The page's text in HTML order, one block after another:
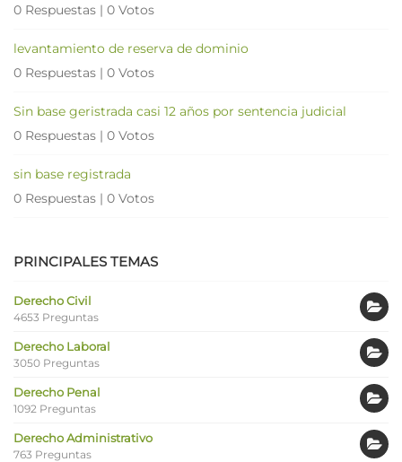
0 Respuestas | 0 Votos
levantamiento de reserva de dominio
0 Respuestas | 0 Votos
Sin base geristrada casi 12 años por sentencia judicial
0 Respuestas | 0 Votos
sin base registrada
0 Respuestas | 0 Votos
PRINCIPALES TEMAS
Derecho Civil
4653 Preguntas
Derecho Laboral
3050 Preguntas
Derecho Penal
1092 Preguntas
Derecho Administrativo
763 Preguntas